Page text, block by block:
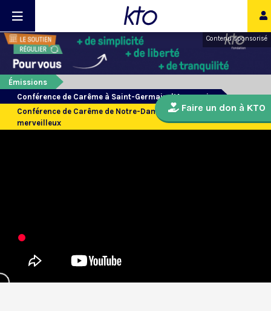
Contenu sponsorisé
Émissions
Conférence de Carême à Saint-Germain-l’Auxerrois
Conférence de Carême de Notre-Dame de Paris : Le conseiller
merveilleux
Faire un don à KTO